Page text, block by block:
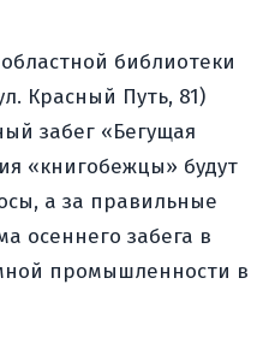
библиотеки
Красный Путь, 81)
забег «Бегущая
«книгобежцы» будут
а за правильные
осеннего забега в
промышленности в